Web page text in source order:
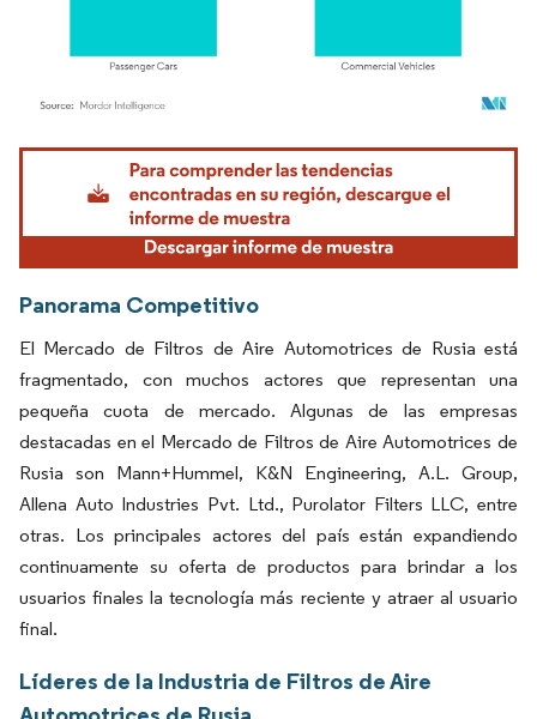
Imagen © Mordor Intelligence. El uso requiere atribución según CC BY 4.0.
Panorama Competitivo
El Mercado de Filtros de Aire Automotrices de Rusia está
fragmentado, con muchos actores que representan una
pequeña cuota de mercado. Algunas de las empresas
destacadas en el Mercado de Filtros de Aire Automotrices de
Rusia son Mann+Hummel, K&N Engineering, A.L. Group,
Allena Auto Industries Pvt. Ltd., Purolator Filters LLC, entre
otras. Los principales actores del país están expandiendo
continuamente su oferta de productos para brindar a los
usuarios finales la tecnología más reciente y atraer al usuario
final.
Líderes de la Industria de Filtros de Aire